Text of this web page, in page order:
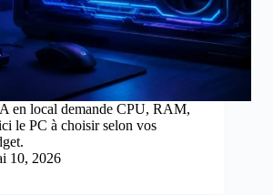
en local demande CPU, RAM,
le PC à choisir selon vos
10, 2026